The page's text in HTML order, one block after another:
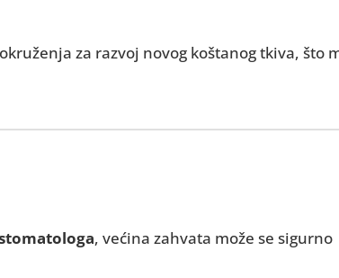
za razvoj novog koštanog tkiva, što
, većina zahvata može se sigurno